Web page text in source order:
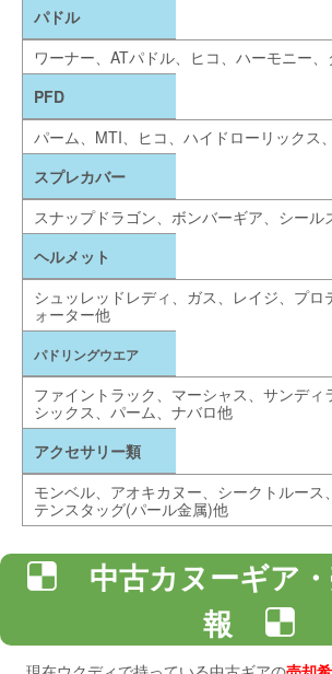
パドル
ワーナー、ATパドル、ヒコ、ハーモニー
PFD
パーム、MTI、ヒコ、ハイドローリックス
スプレカバー
スナップドラゴン、ボンバーギア、シール
ヘルメット
シュッレッドレディ、ガス、レイジ、プロ
ォーター他
パドリングウエア
ファイントラック、マーシャス、サンディ
シックス、パーム、ナバロ他
アクセサリー類
モンベル、アオキカヌー、シークトルース
テンスタッグ(パール金属)他
中古カヌーギア
報